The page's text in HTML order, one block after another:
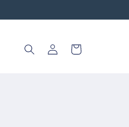
Oturum
aç
Sepet